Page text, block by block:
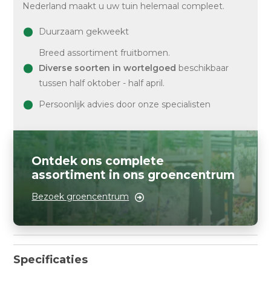
Nederland maakt u uw tuin helemaal compleet.
Duurzaam gekweekt
Breed assortiment fruitbomen.
Diverse soorten in wortelgoed beschikbaar
tussen half oktober - half april.
Persoonlijk advies door onze specialisten
Ontdek ons complete
assortiment in ons groencentrum
Bezoek groencentrum
Specificaties